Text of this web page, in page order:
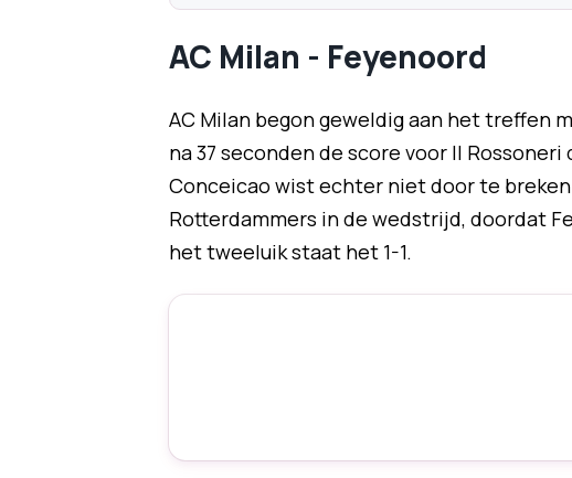
AC Milan - Feyenoord
AC Milan begon geweldig aan het treffen
na 37 seconden de score voor Il
Conceicao wist echter niet door te
Rotterdammers in de wedstrijd, doordat
het tweeluik staat het 1-1.